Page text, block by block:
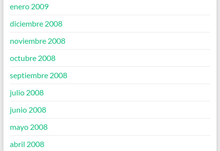
enero 2009
diciembre 2008
noviembre 2008
octubre 2008
septiembre 2008
julio 2008
junio 2008
mayo 2008
abril 2008